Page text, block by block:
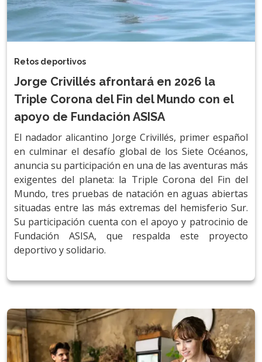
Retos deportivos
Jorge Crivillés afrontará en 2026 la
Triple Corona del Fin del Mundo con el
apoyo de Fundación ASISA
El nadador alicantino Jorge Crivillés, primer español
en culminar el desafío global de los Siete Océanos,
anuncia su participación en una de las aventuras más
exigentes del planeta: la Triple Corona del Fin del
Mundo, tres pruebas de natación en aguas abiertas
situadas entre las más extremas del hemisferio Sur.
Su participación cuenta con el apoyo y patrocinio de
Fundación ASISA, que respalda este proyecto
deportivo y solidario.